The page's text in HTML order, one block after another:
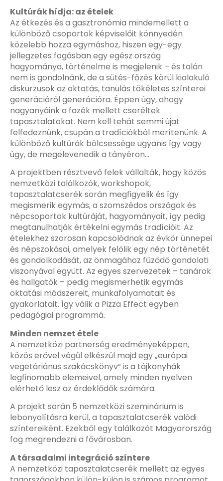
Kultúrák hídja: az ételek
Az étkezés és a gasztronómia mindemellett a
különböző csoportok képviselőit könnyedén
közelebb hozza egymáshoz, hiszen egy-egy
jellegzetes fogásban egy egész ország
hagyománya, történelme is megjelenik – és talán
nem is gondolnánk, de a sütés-főzés körül kialakuló
diskurzusok az oktatás, tanulás tökéletes színterei
generációról generációra. Éppen úgy, ahogy
nagyanyáink a fazék mellett cseréltek
tapasztalatokat. Nem kell tehát semmi újat
felfedeznünk, csupán a tradíciókból merítenünk. A
különböző kultúrák bölcsessége ugyanis így vagy
úgy, de megelevenedik a tányéron…
A projektben résztvevő felek vállalták, hogy közös
nemzetközi találkozók, workshopok,
tapasztalatcserék során megfigyelik és így
megismerik egymás, a szomszédos országok és
népcsoportok kultúráját, hagyományait, így pedig
megtanulhatják értékelni egymás tradícióit. Az
ételekhez szorosan kapcsolódnak az évkör ünnepei
és népszokásai, amelyek felölik egy nép történetét
és gondolkodását, az önmagához fűződő gondolati
viszonyával együtt. Az egyes szervezetek – tanárok
és hallgatók – pedig megismerhetik egymás
oktatási módszereit, munkafolyamatait és
gyakorlatait. Így válik a Pizza Effect egyben
pedagógiai programmá.
Minden nemzet étele
A nemzetközi partnerség eredményeképpen,
közös erővel végül elkészül majd egy „európai
vegetáriánus szakácskönyv” is a tájkonyhák
legfinomabb elemeivel, amely minden nyelven
elérhető lesz az érdeklődők számára.
A projekt során 5 nemzetközi szeminárium is
lebonyolításra kerül, a tapasztalatcserék valódi
színtereiként. Ezekből egy találkozót Magyarország
fog megrendezni a fővárosban.
A társadalmi integráció színtere
A nemzetközi tapasztalatcserék mellett az egyes